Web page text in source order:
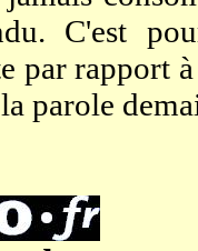
C'est
par rapport
parole